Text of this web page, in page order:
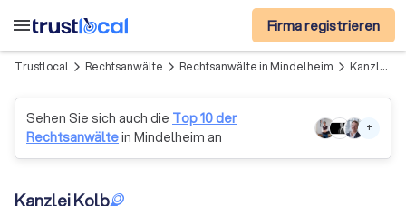
menu Firma registrieren
Trustlocal arrow_forward_ios Rechtsanwälte arrow_forward_ios Rechtsanwälte in Mindelheim arrow_forward_ios Kanzlei Kolb
Sehen Sie sich auch die Top 10 der
Rechtsanwältein Mindelheim an
+
Kanzlei Kolb